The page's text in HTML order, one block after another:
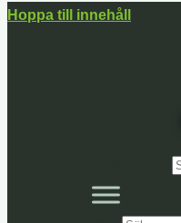
Hoppa till innehåll